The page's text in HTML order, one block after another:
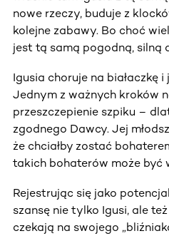
nowe rzeczy, buduje z
kolejne zabawy. Bo choć
jest tą samą pogodną, silną
Igusia choruje na białaczkę
Jednym z ważnych kroków
przeszczepienie szpiku –
zgodnego Dawcy. Jej
że chciałby zostać
takich bohaterów może być
Rejestrując się jako
szansę nie tylko Igusi, ale
czekają na swojego